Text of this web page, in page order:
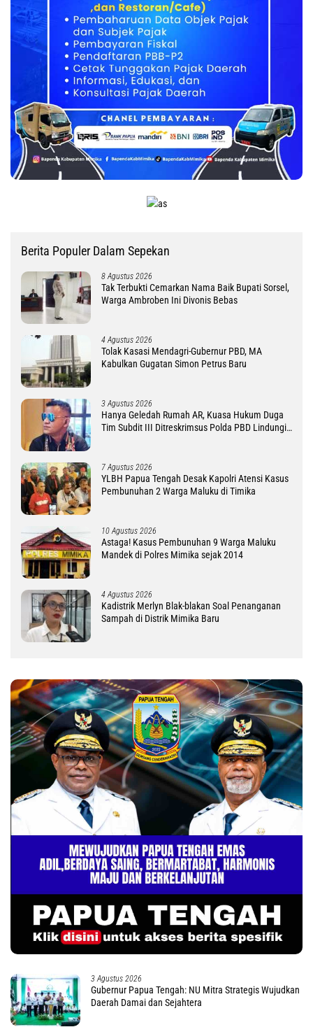
Berita Populer Dalam Sepekan
8 Agustus 2026
Tak Terbukti Cemarkan Nama Baik Bupati Sorsel,
Warga Ambroben Ini Divonis Bebas
4 Agustus 2026
Tolak Kasasi Mendagri-Gubernur PBD, MA
Kabulkan Gugatan Simon Petrus Baru
3 Agustus 2026
Hanya Geledah Rumah AR, Kuasa Hukum Duga
Tim Subdit III Ditreskrimsus Polda PBD Lindungi
7 Agustus 2026
YLBH Papua Tengah Desak Kapolri Atensi Kasus
Pembunuhan 2 Warga Maluku di Timika
10 Agustus 2026
Astaga! Kasus Pembunuhan 9 Warga Maluku
Mandek di Polres Mimika sejak 2014
4 Agustus 2026
Kadistrik Merlyn Blak-blakan Soal Penanganan
Sampah di Distrik Mimika Baru
3 Agustus 2026
Gubernur Papua Tengah: NU Mitra Strategis Wujudkan
Daerah Damai dan Sejahtera